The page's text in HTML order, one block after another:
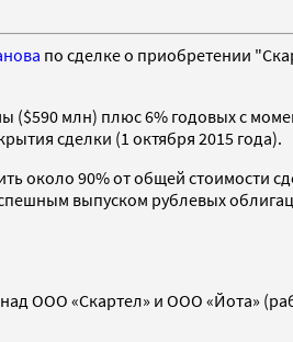
по сделке о приобретении
($590 млн) плюс 6% годовых с
сделки (1 октября 2015 года).
около 90% от общей стоимости
выпуском рублевых
ООО «Скартел» и ООО «Йота»